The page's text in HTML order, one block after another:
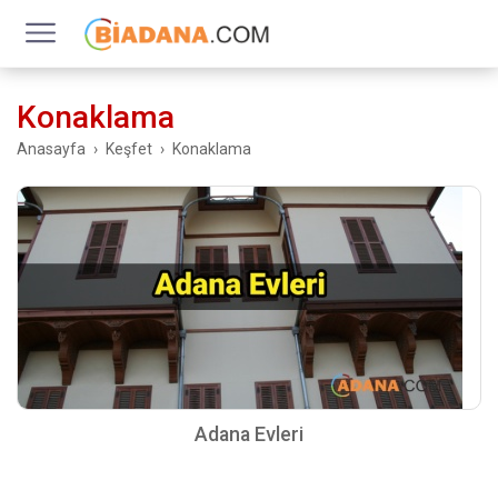
Konaklama
Anasayfa Keşfet Konaklama
Adana Evleri